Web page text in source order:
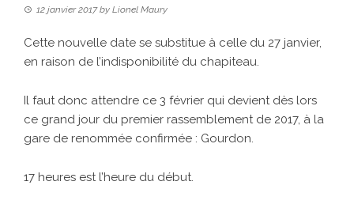
12 janvier 2017by Lionel Maury
Cette nouvelle date se substitue à celle du 27 janvier,
en raison de l’indisponibilité du chapiteau.
Il faut donc attendre ce 3 février qui devient dès lors
ce grand jour du premier rassemblement de 2017, à la
gare de renommée confirmée : Gourdon.
17 heures est l’heure du début.